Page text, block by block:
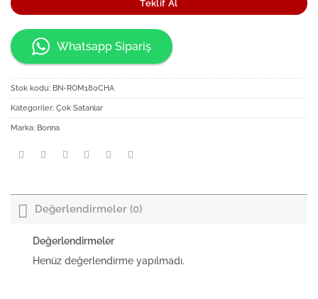
Teklif Al
Whatsapp Sipariş
Stok kodu: BN-ROM180CHA
Kategoriler: Çok Satanlar
Marka: Bonna
Değerlendirmeler (0)
Değerlendirmeler
Henüz değerlendirme yapılmadı.